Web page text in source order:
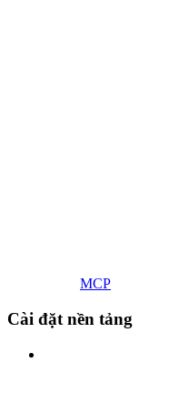
MCP
Cài đặt nền tảng